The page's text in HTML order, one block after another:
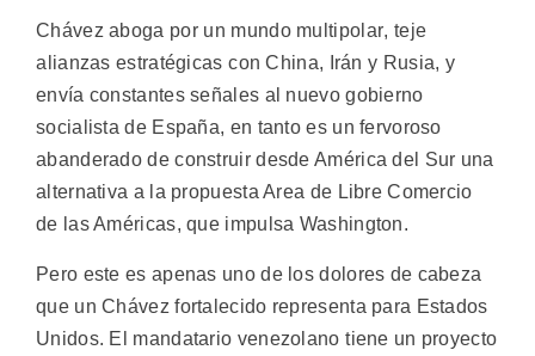
Chávez aboga por un mundo multipolar, teje
alianzas estratégicas con China, Irán y Rusia, y
envía constantes señales al nuevo gobierno
socialista de España, en tanto es un fervoroso
abanderado de construir desde América del Sur una
alternativa a la propuesta Area de Libre Comercio
de las Américas, que impulsa Washington.
Pero este es apenas uno de los dolores de cabeza
que un Chávez fortalecido representa para Estados
Unidos. El mandatario venezolano tiene un proyecto